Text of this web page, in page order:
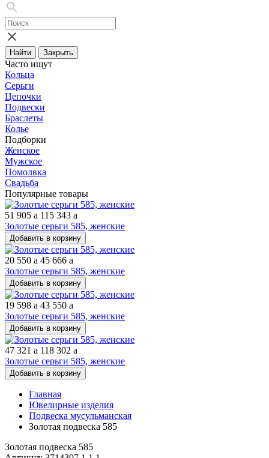
Найти Закрыть
Часто ищут
Кольца
Серьги
Цепочки
Подвески
Браслеты
Колье
Подборки
Женское
Мужское
Помолвка
Свадьба
Популярные товары
51 905 a 115 343 a
Золотые серьги 585, женские
Добавить в корзину
20 550 a 45 666 a
Золотые серьги 585, женские
Добавить в корзину
19 598 a 43 550 a
Золотые серьги 585, женские
Добавить в корзину
47 321 a 118 302 a
Золотые серьги 585, женские
Добавить в корзину
Главная
Ювелирные изделия
Подвеска мусульманская
Золотая подвеска 585
Золотая подвеска 585